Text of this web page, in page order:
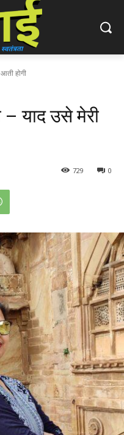
होगी
– याद उसे मेरी
0
729